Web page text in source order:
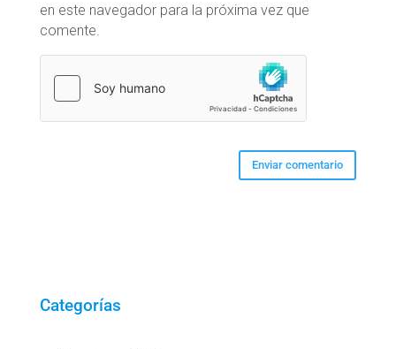
en este navegador para la próxima vez que
comente.
Categorías